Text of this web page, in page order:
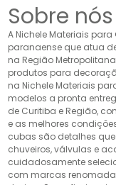
Sobre nós
A Nichele Materiais
paranaense que atua
na Região
produtos para
na Nichele Materiais
modelos a pronta
de Curitiba e Região,
e as melhores
cubas são detalhes
chuveiros, válvulas e
cuidadosamente
com marcas